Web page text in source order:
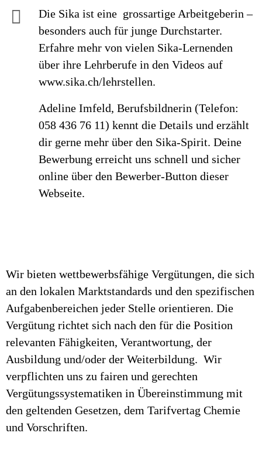
Die Sika ist eine grossartige Arbeitgeberin –
besonders auch für junge Durchstarter.
Erfahre mehr von vielen Sika-Lernenden
über ihre Lehrberufe in den Videos auf
www.sika.ch/lehrstellen.
Adeline Imfeld, Berufsbildnerin (Telefon:
058 436 76 11) kennt die Details und erzählt
dir gerne mehr über den Sika-Spirit. Deine
Bewerbung erreicht uns schnell und sicher
online über den Bewerber-Button dieser
Webseite.
Wir bieten wettbewerbsfähige Vergütungen, die sich
an den lokalen Marktstandards und den spezifischen
Aufgabenbereichen jeder Stelle orientieren. Die
Vergütung richtet sich nach den für die Position
relevanten Fähigkeiten, Verantwortung, der
Ausbildung und/oder der Weiterbildung. Wir
verpflichten uns zu fairen und gerechten
Vergütungssystematiken in Übereinstimmung mit
den geltenden Gesetzen, dem Tarifvertag Chemie
und Vorschriften.